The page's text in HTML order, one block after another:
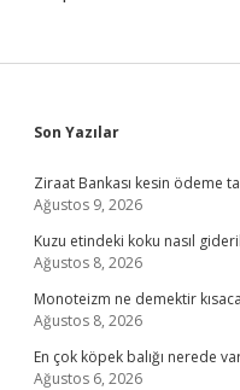
Sidebar
Son Yazılar
Ziraat Bankası kesin ödeme
Ağustos 9, 2026
Kuzu etindeki koku nasıl
Ağustos 8, 2026
Monoteizm ne demektir
Ağustos 8, 2026
En çok köpek balığı nerede
Ağustos 6, 2026